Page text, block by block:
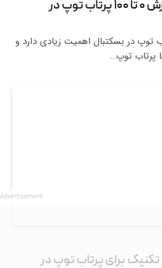
آموزش بسکتبال | آموزش ۰ تا ۱۰۰ پرتاب توپ در
توپ در بسکتبال اهمیت زیادی دارد و
پرتاب توپ…
برای پرتاب توپ در
Advertisement